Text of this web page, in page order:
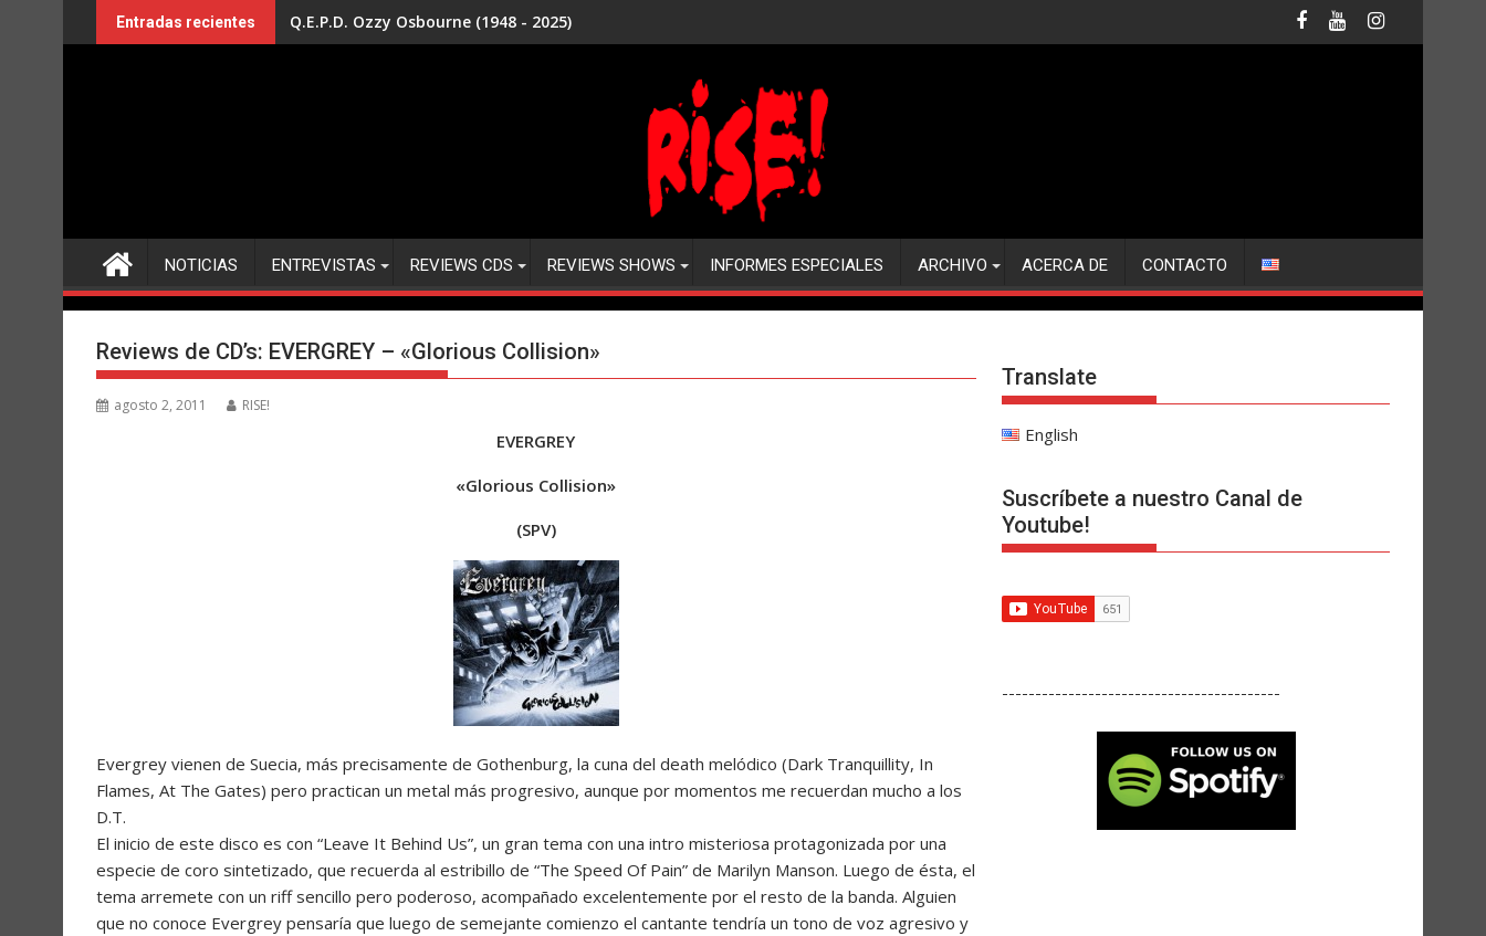
al
Entradas recientes Q.E.P.D. Ozzy Osbourne (1948 - 2025)
NOTICIAS ENTREVISTAS REVIEWS CDS REVIEWS SHOWS INFORMES ESPECIALES ARCHIVO ACERCA DE CONTACTO
Reviews de CD’s: EVERGREY – «Glorious Collision»
agosto 2, 2011 RISE!
EVERGREY
«Glorious Collision»
(SPV)
Evergrey vienen de Suecia, más precisamente de Gothenburg, la cuna del death melódico (Dark Tranquillity, In
Flames, At The Gates) pero practican un metal más progresivo, aunque por momentos me recuerdan mucho a los
D.T.
El inicio de este disco es con “Leave It Behind Us”, un gran tema con una intro misteriosa protagonizada por una
especie de coro sintetizado, que recuerda al estribillo de “The Speed Of Pain” de Marilyn Manson. Luego de ésta, el
tema arremete con un riff sencillo pero poderoso, acompañado excelentemente por el resto de la banda. Alguien
que no conoce Evergrey pensaría que luego de semejante comienzo el cantante tendría un tono de voz agresivo y
Translate
English
Suscríbete a nuestro Canal de
Youtube!
------------------------------------------